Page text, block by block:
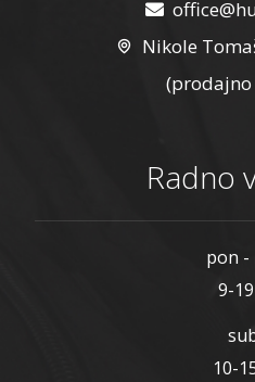
Nikole
Radno
pon -
9-
10-